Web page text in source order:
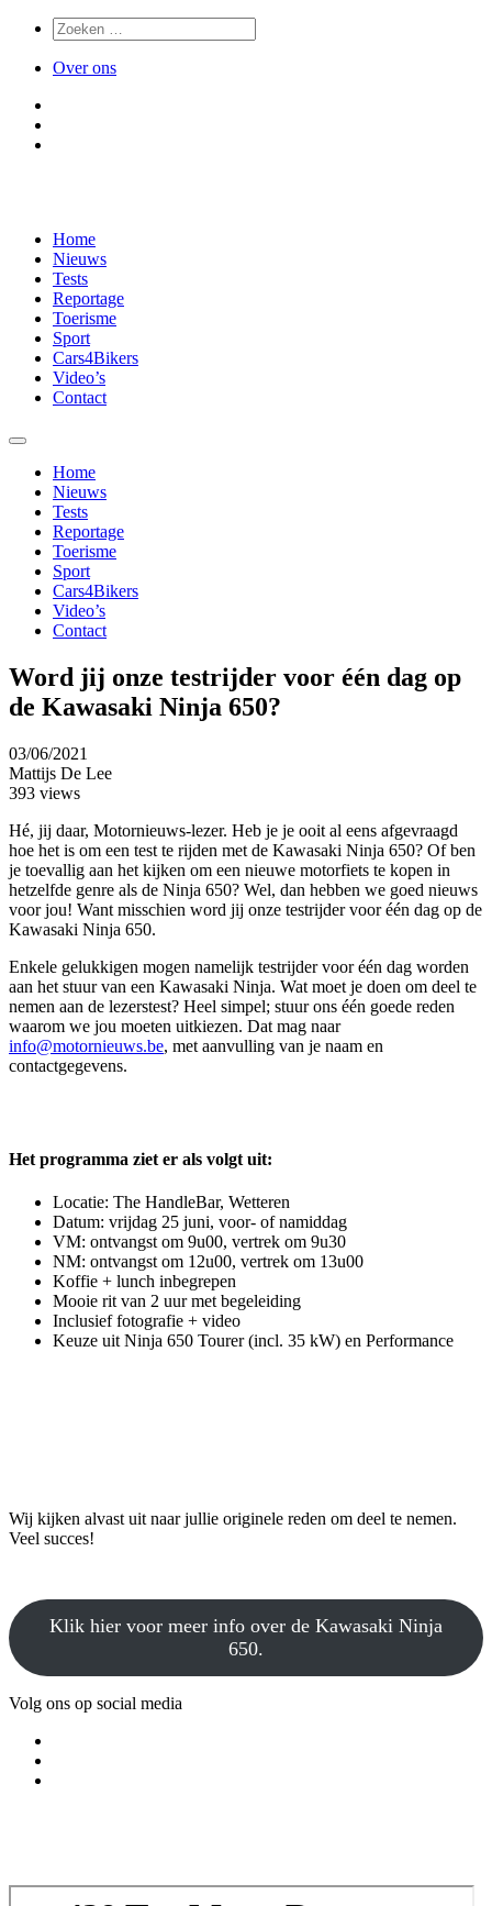
Over ons
Home
Nieuws
Tests
Reportage
Toerisme
Sport
Cars4Bikers
Video’s
Contact
Home
Nieuws
Tests
Reportage
Toerisme
Sport
Cars4Bikers
Video’s
Contact
Word jij onze testrijder voor één dag op
de Kawasaki Ninja 650?
03/06/2021
Mattijs De Lee
393 views
Hé, jij daar, Motornieuws-lezer. Heb je je ooit al eens afgevraagd
hoe het is om een test te rijden met de Kawasaki Ninja 650? Of ben
je toevallig aan het kijken om een nieuwe motorfiets te kopen in
hetzelfde genre als de Ninja 650? Wel, dan hebben we goed nieuws
voor jou! Want misschien word jij onze testrijder voor één dag op de
Kawasaki Ninja 650.
Enkele gelukkigen mogen namelijk testrijder voor één dag worden
aan het stuur van een Kawasaki Ninja. Wat moet je doen om deel te
nemen aan de lezerstest? Heel simpel; stuur ons één goede reden
waarom we jou moeten uitkiezen. Dat mag naar
info@motornieuws.be, met aanvulling van je naam en
contactgegevens.
Het programma ziet er als volgt uit:
Locatie: The HandleBar, Wetteren
Datum: vrijdag 25 juni, voor- of namiddag
VM: ontvangst om 9u00, vertrek om 9u30
NM: ontvangst om 12u00, vertrek om 13u00
Koffie + lunch inbegrepen
Mooie rit van 2 uur met begeleiding
Inclusief fotografie + video
Keuze uit Ninja 650 Tourer (incl. 35 kW) en Performance
Wij kijken alvast uit naar jullie originele reden om deel te nemen.
Veel succes!
Klik hier voor meer info over de Kawasaki Ninja
650.
Volg ons op social media